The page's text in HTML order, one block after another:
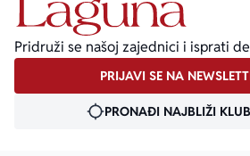
Pridruži se našoj zajednici i isprati
PRIJAVI SE NA
PRONAĐI NAJBLIŽI